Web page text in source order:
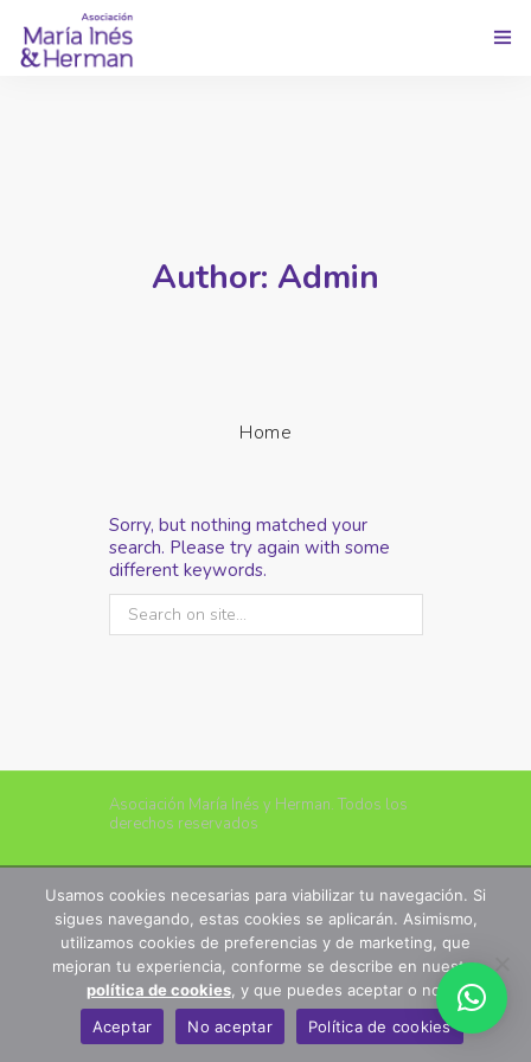
Quiero AyudarAuthor: Admin
Home
Sorry, but nothing matched your
search. Please try again with some
different keywords.
Asociación María Inés y Herman. Todos los
derechos reservados
Usamos cookies necesarias para viabilizar tu navegación. Si
sigues navegando, estas cookies se aplicarán. Asimismo,
utilizamos cookies de preferencias y de marketing, que
mejoran tu experiencia, conforme se describe en nuestra
política de cookies, y que puedes aceptar o no.
Aceptar
No aceptar Política de cookies